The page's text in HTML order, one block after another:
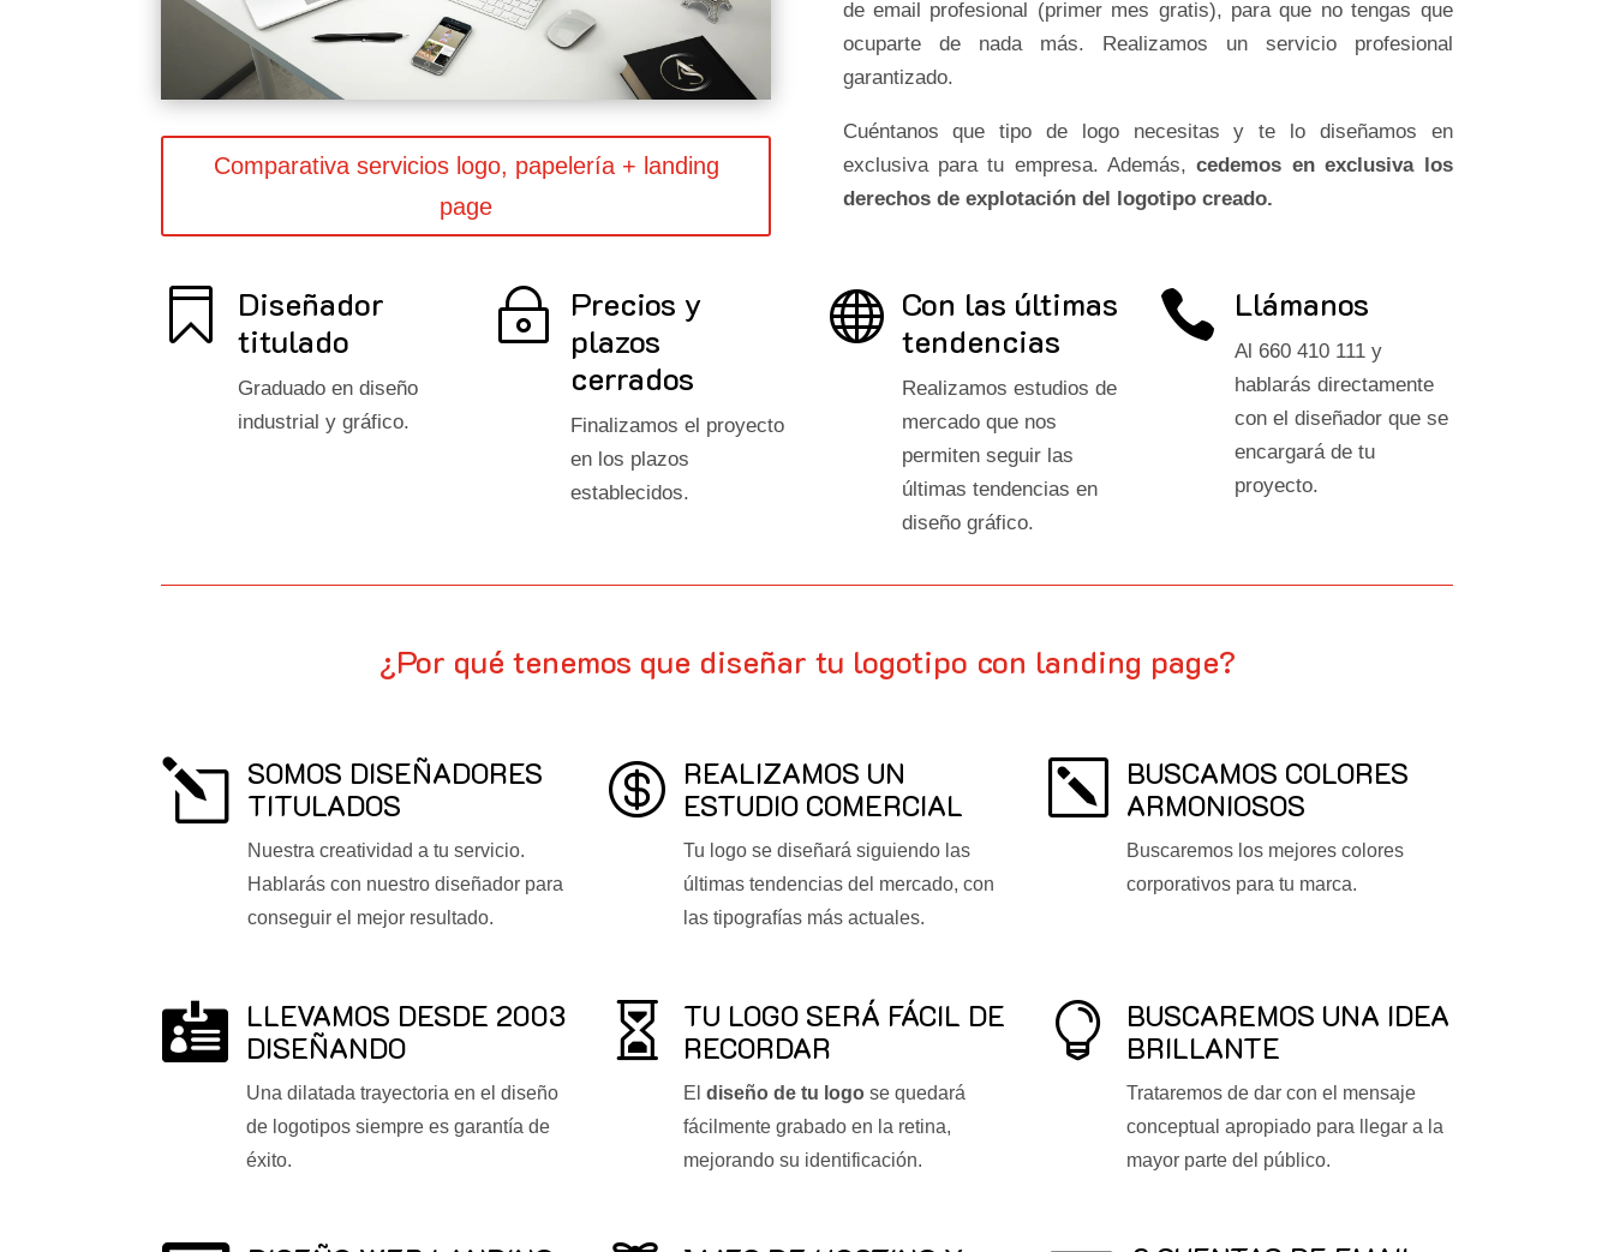
Comparativa servicios logo, papelería + landing
page
de email profesional (primer mes gratis), para que no tengas que
ocuparte de nada más. Realizamos un servicio profesional
garantizado.
Cuéntanos que tipo de logo necesitas y te lo diseñamos en
exclusiva para tu empresa. Además,cedemos en exclusiva los
derechos de explotación del logotipo creado.

Diseñador
titulado
Graduado en diseño
industrial y gráfico.
~ Precios y
plazos
cerrados
Finalizamos el proyecto
en los plazos
establecidos.
 Con las últimas
tendencias
Realizamos estudios de
mercado que nos
permiten seguir las
últimas tendencias en
diseño gráfico.
 Llámanos
Al 660 410 111 y
hablarás directamente
con el diseñador que se
encargará de tu
proyecto.
¿Por qué tenemos que diseñar tu logotipo con landing page?
l SOMOS DISEÑADORES
TITULADOS
Nuestra creatividad a tu servicio.
Hablarás con nuestro diseñador para
conseguir el mejor resultado.
 REALIZAMOS UN
ESTUDIO COMERCIAL
Tu logo se diseñará siguiendo las
últimas tendencias del mercado, con
las tipografías más actuales.
k
BUSCAMOS COLORES
ARMONIOSOS
Buscaremos los mejores colores
corporativos para tu marca.
 LLEVAMOS DESDE 2003
DISEÑANDO
Una dilatada trayectoria en el diseño
de logotipos siempre es garantía de
éxito.

TU LOGO SERÁ FÁCIL DE
RECORDAR
El diseño de tu logose quedará
fácilmente grabado en la retina,
mejorando su identificación.

BUSCAREMOS UNA IDEA
BRILLANTE
Trataremos de dar con el mensaje
conceptual apropiado para llegar a la
mayor parte del público.